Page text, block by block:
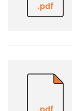
.pdf